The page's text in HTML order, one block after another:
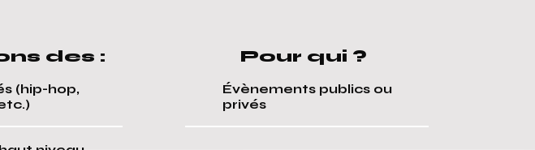
des :
(hip-hop,
Pour qui ?
Évènements publics ou
privés